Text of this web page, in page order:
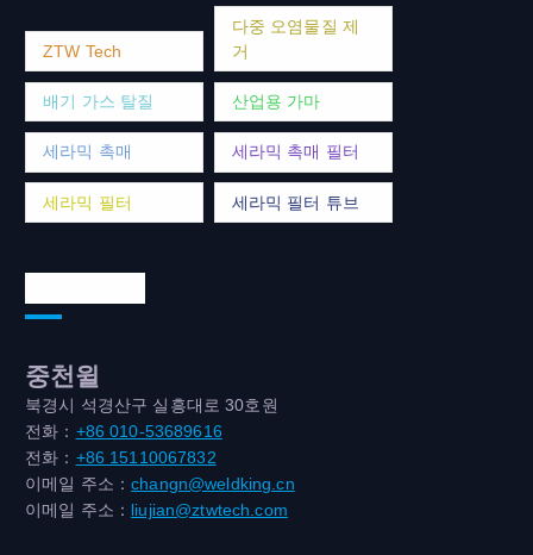
ZTW Tech
다중 오염물질 제
거
배기 가스 탈질 산업용 가마
세라믹 촉매 세라믹 촉매 필터
세라믹 필터 세라믹 필터 튜브
중천윌
북경시 석경산구 실흥대로 30호원
전화： +86 010-53689616
전화： +86 15110067832
이메일 주소：changn@weldking.cn
이메일 주소： liujian@ztwtech.com